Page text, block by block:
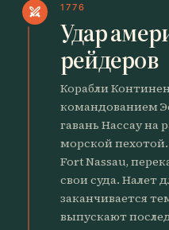
swords 1776
Удар
рейдеров
Корабли
командованием
гавань Нассау на
морской
Fort Nassau,
свои суда. Налет
заканчивается
выпускают